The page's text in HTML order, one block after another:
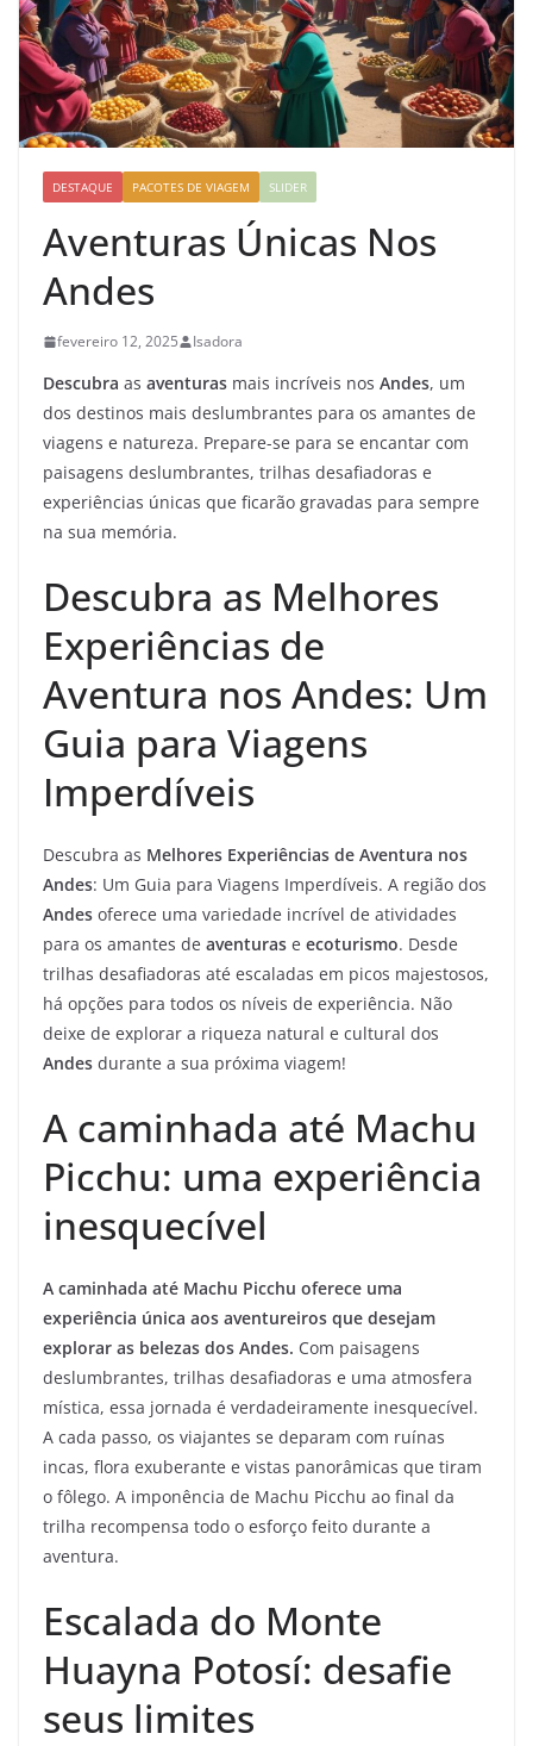
DESTAQUE PACOTES DE VIAGEM SLIDER
Aventuras Únicas Nos
Andes
fevereiro 12, 2025 Isadora
Descubra as aventuras mais incríveis nos Andes, um
dos destinos mais deslumbrantes para os amantes de
viagens e natureza. Prepare-se para se encantar com
paisagens deslumbrantes, trilhas desafiadoras e
experiências únicas que ficarão gravadas para sempre
na sua memória.
Descubra as Melhores
Experiências de
Aventura nos Andes: Um
Guia para Viagens
Imperdíveis
Descubra as Melhores Experiências de Aventura nos
Andes: Um Guia para Viagens Imperdíveis. A região dos
Andes oferece uma variedade incrível de atividades
para os amantes de aventuras e ecoturismo. Desde
trilhas desafiadoras até escaladas em picos majestosos,
há opções para todos os níveis de experiência. Não
deixe de explorar a riqueza natural e cultural dos
Andes durante a sua próxima viagem!
A caminhada até Machu
Picchu: uma experiência
inesquecível
A caminhada até Machu Picchu oferece uma
experiência única aos aventureiros que desejam
explorar as belezas dos Andes. Com paisagens
deslumbrantes, trilhas desafiadoras e uma atmosfera
mística, essa jornada é verdadeiramente inesquecível.
A cada passo, os viajantes se deparam com ruínas
incas, flora exuberante e vistas panorâmicas que tiram
o fôlego. A imponência de Machu Picchu ao final da
trilha recompensa todo o esforço feito durante a
aventura.
Escalada do Monte
Huayna Potosí: desafie
seus limites